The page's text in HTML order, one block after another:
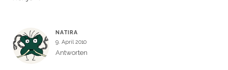
NATIRA
9. April 2010
Antworten